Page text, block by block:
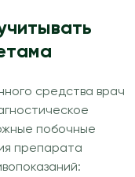
средства врач
побочные
препарата